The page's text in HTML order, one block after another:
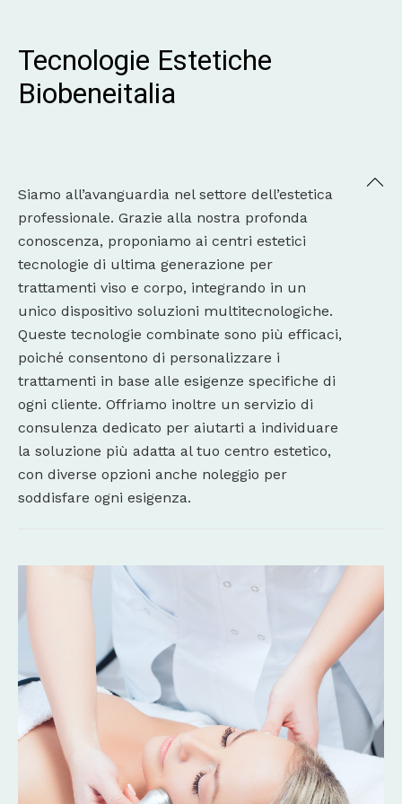
Tecnologie Estetiche
Biobeneitalia
Siamo all’avanguardia nel settore dell’estetica
professionale. Grazie alla nostra profonda
conoscenza, proponiamo ai centri estetici
tecnologie di ultima generazione per
trattamenti viso e corpo, integrando in un
unico dispositivo soluzioni multitecnologiche.
Queste tecnologie combinate sono più efficaci,
poiché consentono di personalizzare i
trattamenti in base alle esigenze specifiche di
ogni cliente. Offriamo inoltre un servizio di
consulenza dedicato per aiutarti a individuare
la soluzione più adatta al tuo centro estetico,
con diverse opzioni anche noleggio per
soddisfare ogni esigenza.